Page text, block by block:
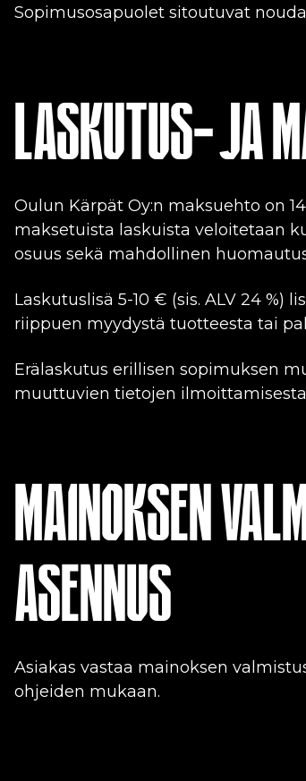
Sopimusosapuolet sitoutuvat
LASKUTUS- JA
Oulun Kärpät Oy:n maksuehto on
maksetuista laskuista veloitetaan
osuus sekä mahdollinen
Laskutuslisä 5-10 € (sis. ALV 24
riippuen myydystä tuotteesta tai
Erälaskutus erillisen sopimuksen
muuttuvien tietojen
MAINOKSEN
ASENNUS
Asiakas vastaa mainoksen
ohjeiden mukaan.